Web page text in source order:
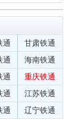
通
甘肃铁通
通
海南铁通
通
重庆铁通
通
江苏铁通
通
辽宁铁通